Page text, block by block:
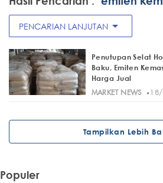
PENCARIAN LANJUTAN arrow_drop_down
Penutupan Selat
Baku, Emiten
Harga Jual
MARKET NEWS· 18/
Tampilkan Lebih
Populer